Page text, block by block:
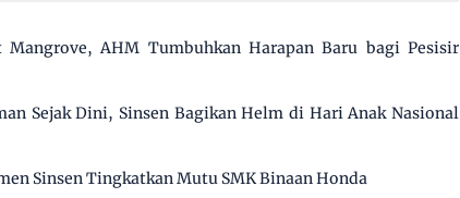
AHM Tumbuhkan Harapan Baru bagi Pesisir
Sejak Dini, Sinsen Bagikan Helm di Hari Anak Nasional
Sinsen Tingkatkan Mutu SMK Binaan Honda